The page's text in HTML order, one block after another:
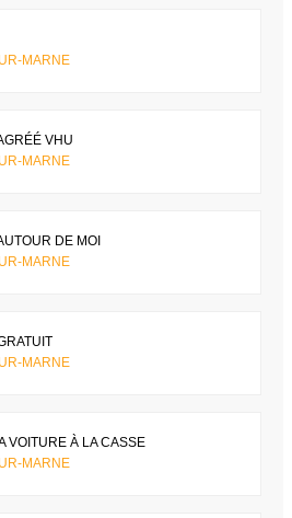
MARNE
VHU
MARNE
DE MOI
MARNE
MARNE
VOITURE À LA CASSE
MARNE